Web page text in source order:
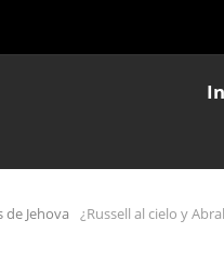
Jehova ¿Russell al cielo y